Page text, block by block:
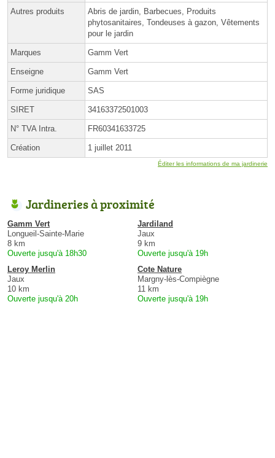
Autres produits
Abris de jardin, Barbecues, Produits
phytosanitaires, Tondeuses à gazon, Vêtements
pour le jardin
Marques Gamm Vert
Enseigne Gamm Vert
Forme juridique SAS
SIRET 34163372501003
N° TVA Intra. FR60341633725
Création 1 juillet 2011
Éditer les informations de ma jardinerie
Jardineries à proximité
Gamm Vert
Longueil-Sainte-Marie
8 km
Ouverte jusqu'à 18h30
Jardiland
Jaux
9 km
Ouverte jusqu'à 19h
Leroy Merlin
Jaux
10 km
Ouverte jusqu'à 20h
Cote Nature
Margny-lès-Compiègne
11 km
Ouverte jusqu'à 19h